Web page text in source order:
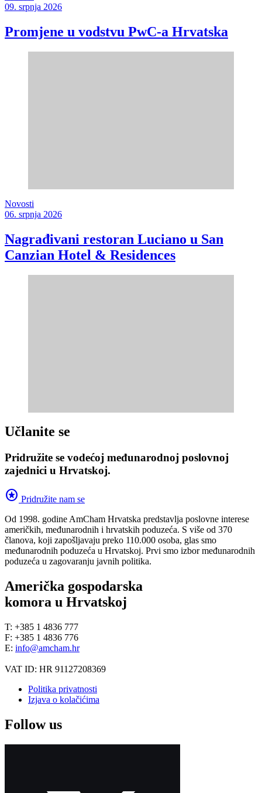
09. srpnja 2026
Promjene u vodstvu PwC-a Hrvatska
Novosti
06. srpnja 2026
Nagrađivani restoran Luciano u San
Canzian Hotel & Residences
Učlanite se
Pridružite se vodećoj međunarodnoj poslovnoj
zajednici u Hrvatskoj.
stars Pridružite nam se
Od 1998. godine AmCham Hrvatska predstavlja poslovne interese
američkih, međunarodnih i hrvatskih poduzeća. S više od 370
članova, koji zapošljavaju preko 110.000 osoba, glas smo
međunarodnih poduzeća u Hrvatskoj. Prvi smo izbor međunarodnih
poduzeća u zagovaranju javnih politika.
Američka gospodarska
komora u Hrvatskoj
T: +385 1 4836 777
F: +385 1 4836 776
E: info@amcham.hr
VAT ID: HR 91127208369
Politika privatnosti
Izjava o kolačićima
Follow us